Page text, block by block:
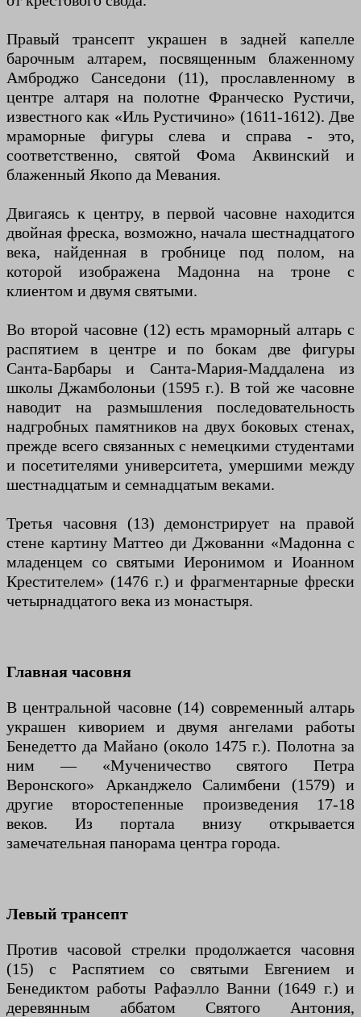
Правый трансепт украшен в задней капелле
барочным алтарем, посвященным блаженному
Амброджо Санседони (11), прославленному в
центре алтаря на полотне Франческо Рустичи,
известного как «Иль Рустичино» (1611-1612). Две
мраморные фигуры слева и справа - это,
соответственно, святой Фома Аквинский и
блаженный Якопо да Мевания.
Двигаясь к центру, в первой часовне находится
двойная фреска, возможно, начала шестнадцатого
века, найденная в гробнице под полом, на
которой изображена Мадонна на троне с
клиентом и двумя святыми.
Во второй часовне (12) есть мраморный алтарь с
распятием в центре и по бокам две фигуры
Санта-Барбары и Санта-Мария-Маддалена из
школы Джамболоньи (1595 г.). В той же часовне
наводит на размышления последовательность
надгробных памятников на двух боковых стенах,
прежде всего связанных с немецкими студентами
и посетителями университета, умершими между
шестнадцатым и семнадцатым веками.
Третья часовня (13) демонстрирует на правой
стене картину Маттео ди Джованни «Мадонна с
младенцем со святыми Иеронимом и Иоанном
Крестителем» (1476 г.) и фрагментарные фрески
четырнадцатого века из монастыря.
Главная часовня
В центральной часовне (14) современный алтарь
украшен киворием и двумя ангелами работы
Бенедетто да Майано (около 1475 г.). Полотна за
ним — «Мученичество святого Петра
Веронского» Арканджело Салимбени (1579) и
другие второстепенные произведения 17-18
веков. Из портала внизу открывается
замечательная панорама центра города.
Левый трансепт
Против часовой стрелки продолжается часовня
(15) с Распятием со святыми Евгением и
Бенедиктом работы Рафаэлло Ванни (1649 г.) и
деревянным аббатом Святого Антония,